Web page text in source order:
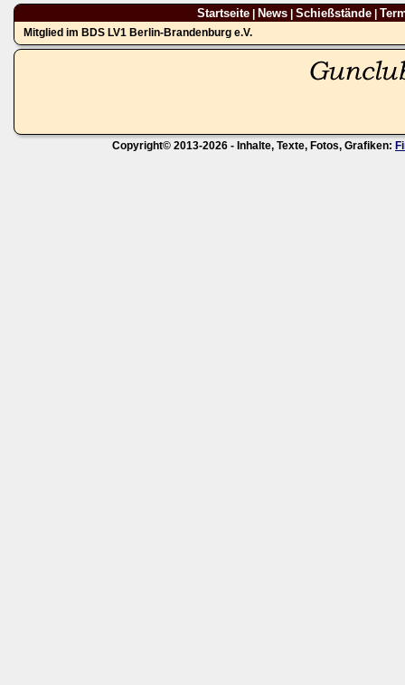
Startseite| News| Schießstände|
Mitglied im BDS LV1 Berlin-Brandenburg e.V.
Copyright© 2013-2026 - Inhalte, Texte, Fotos, Grafiken: